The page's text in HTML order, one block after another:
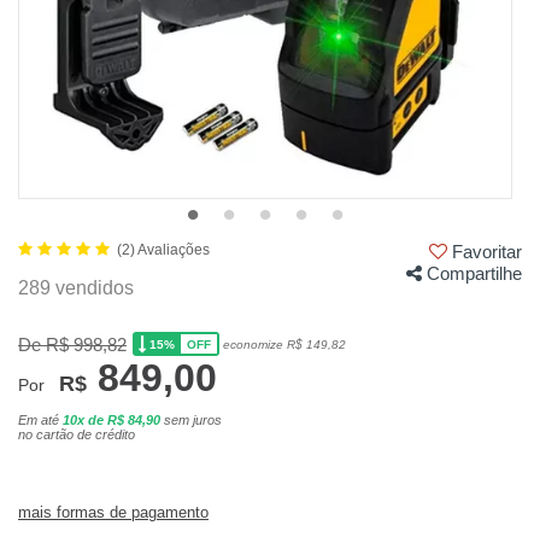
(2) Avaliações
Favoritar
289 vendidos
Compartilhe
De R$ 998,82 15% OFF economize R$ 149,82
Por R$ 849,00
Em até 10x de R$ 84,90 sem juros
no cartão de crédito
mais formas de pagamento